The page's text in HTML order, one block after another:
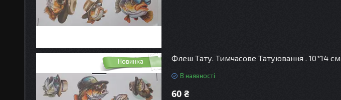
Новинка Флеш Тату. Тимчасове Татуювання . 10*14 см
В наявності
60 ₴